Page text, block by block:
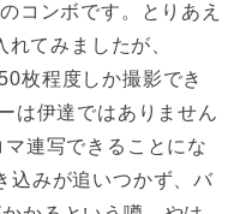
コンボです。とりあえ
てみましたが、
枚程度しか撮影でき
は伊達ではありません
連写できることにな
込みが追いつかず、バ